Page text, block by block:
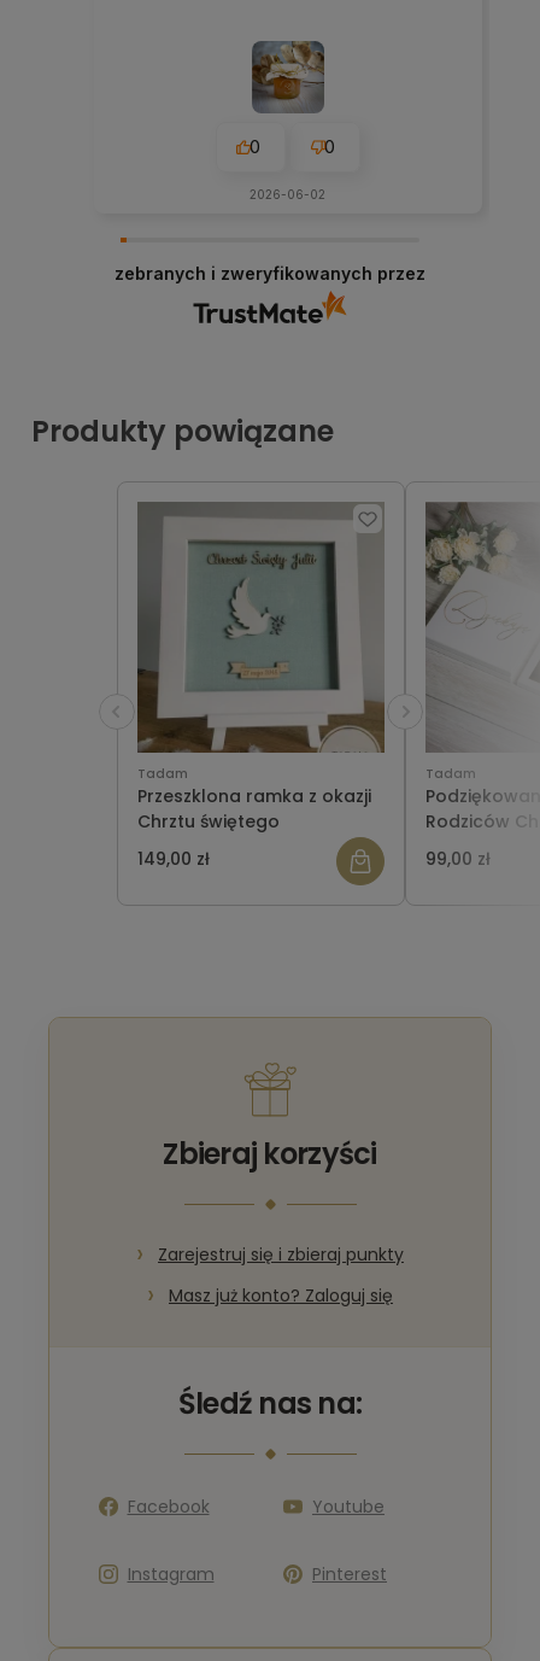
0 0
2026-06-02
zebranych i zweryfikowanych przez
Produkty powiązane
Tadam
Przeszklona ramka z okazji
Chrztu świętego
149,00 zł
Tadam
Rodziców
okazji
pudełeczko
99,00 zł
Zbieraj korzyści
Zarejestruj się i zbieraj punkty
Masz już konto? Zaloguj się
Śledź nas na:
Facebook Youtube
Instagram Pinterest